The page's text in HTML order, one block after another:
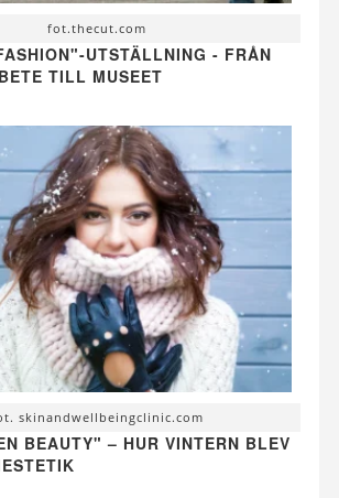
fot.thecut.com
UTSTÄLLNING - FRÅN
TILL MUSEET
skinandwellbeingclinic.com
BEAUTY" – HUR VINTERN BLEV